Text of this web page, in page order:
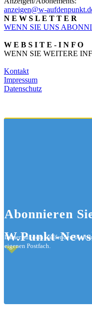
anzeigen@w-
N E W S L E T T E R
WENN SIE UNS
W E B S I T E - I N F O
WENN SIE WEITERE
Kontakt
Impressum
Datenschutz
Abonnieren
W.Punkt-
Immer auf dem Laufenden
eigenen Postfach.